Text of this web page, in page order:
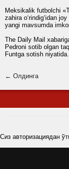
Meksikalik futbolchi
zahira o‘rindig‘idan
yangi mavsumda
The Daily Mail
Pedroni sotib olgan
Funtga sotish niyatida.
← Олдинга
Сиз авторизациядан